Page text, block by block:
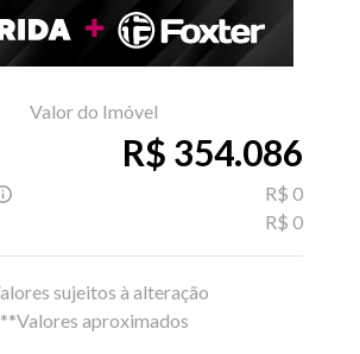
Valor do Imóvel
R$ 354.086
R$ 0
R$ 0
sujeitos à alteração
**Valores aproximados